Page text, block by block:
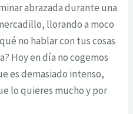
abrazada durante una
llorando a moco
no hablar con tus cosas
Hoy en día no cogemos
es demasiado intenso,
lo quieres mucho y por